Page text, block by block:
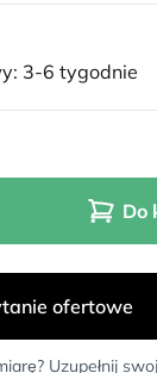
3-6 tygodnie
Do
Uzupełnij
ofertowe